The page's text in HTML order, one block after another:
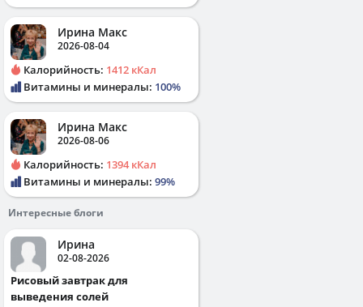
Ирина Макс
2026-08-04
Калорийность: 1412 кКал
Витамины и минералы: 100%
Ирина Макс
2026-08-06
Калорийность: 1394 кКал
Витамины и минералы: 99%
Интересные блоги
Ирина
02-08-2026
Рисовый завтрак для
выведения солей